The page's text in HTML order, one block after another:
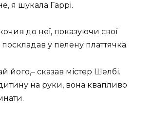
я шукала Гаррі.
до неї, показуючи свої
поскладав у пелену платтячка.
його,– сказав містер Шелбі.
на руки, вона квапливо